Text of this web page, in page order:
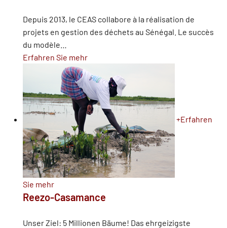
Depuis 2013, le CEAS collabore à la réalisation de
projets en gestion des déchets au Sénégal. Le succès
du modèle
Erfahren Sie mehr
+Erfahren
Sie mehr
Reezo-Casamance
Unser Ziel: 5 Millionen Bäume! Das ehrgeizigste